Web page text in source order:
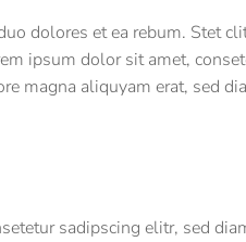
dolores et ea rebum. Stet
ipsum dolor sit amet,
magna aliquyam erat, sed
sadipscing elitr, sed